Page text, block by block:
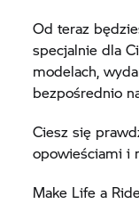
Od teraz
specjalnie dla
modelach,
bezpośrednio
Ciesz się
opowieściami i
Make Life a